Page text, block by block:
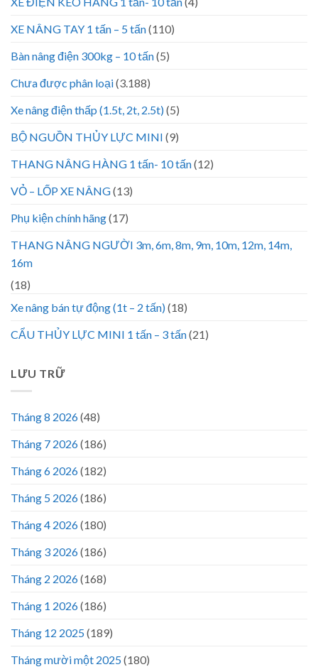
XE NÂNG TAY 1 tấn – 5 tấn(110)
Bàn nâng điện 300kg – 10 tấn(5)
Chưa được phân loại(3.188)
Xe nâng điện thấp (1.5t, 2t, 2.5t)(5)
BỘ NGUỒN THỦY LỰC MINI (9)
THANG NÂNG HÀNG 1 tấn- 10 tấn(12)
VỎ – LỐP XE NÂNG(13)
Phụ kiện chính hãng(17)
THANG NÂNG NGƯỜI 3m, 6m, 8m, 9m, 10m, 12m, 14m,
16m
(18)
Xe nâng bán tự động (1t – 2 tấn)(18)
CẨU THỦY LỰC MINI 1 tấn – 3 tấn(21)
LƯU TRỮ
Tháng 8 2026(48)
Tháng 7 2026(186)
Tháng 6 2026(182)
Tháng 5 2026(186)
Tháng 4 2026(180)
Tháng 3 2026(186)
Tháng 2 2026(168)
Tháng 1 2026(186)
Tháng 12 2025(189)
Tháng mười một 2025(180)